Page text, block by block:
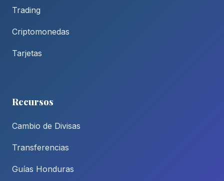
Trading
Criptomonedas
Tarjetas
Recursos
Cambio de Divisas
Transferencias
Guías Honduras